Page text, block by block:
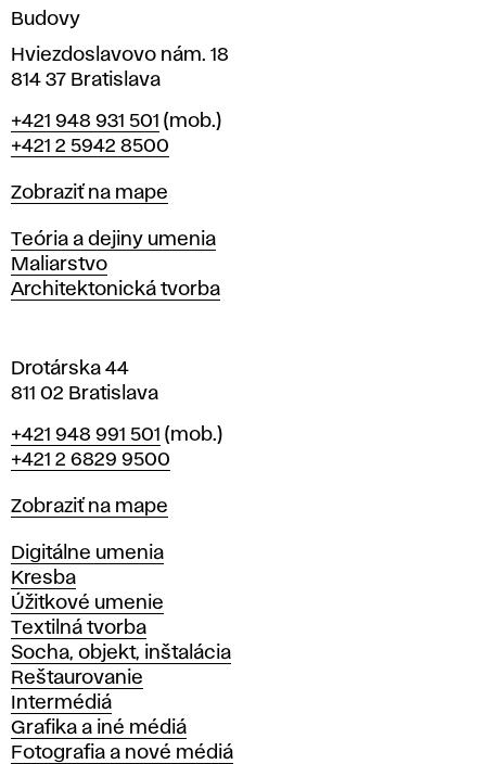
í
v
r
a
i
l
a
v
Budovy
Hviezdoslavovo nám. 18
814 37 Bratislava
Telefón
+421 948 931 501 (mob.)
+421 2 5942 8500
Mapa
Zobraziť na mape
Katedry
Teória a dejiny umenia
Maliarstvo
Architektonická tvorba
Drotárska 44
811 02 Bratislava
Telefón
+421 948 991 501 (mob.)
+421 2 6829 9500
Mapa
Zobraziť na mape
Katedry
Digitálne umenia
Kresba
Úžitkové umenie
Textilná tvorba
Socha, objekt, inštalácia
Reštaurovanie
Intermédiá
Grafika a iné médiá
Fotografia a nové médiá